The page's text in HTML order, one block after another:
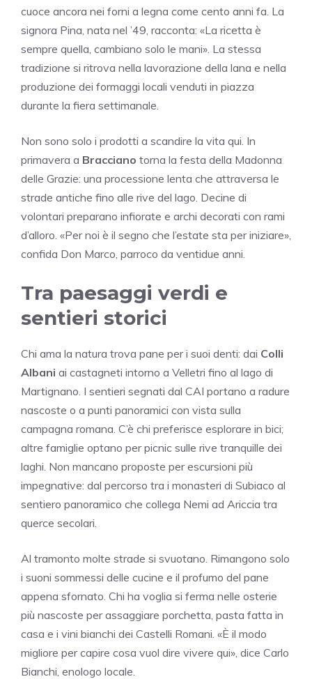
cuoce ancora nei forni a legna come cento anni fa. La
signora Pina, nata nel ’49, racconta: «La ricetta è
sempre quella, cambiano solo le mani». La stessa
tradizione si ritrova nella lavorazione della lana e nella
produzione dei formaggi locali venduti in piazza
durante la fiera settimanale.
Non sono solo i prodotti a scandire la vita qui. In
primavera a Bracciano torna la festa della Madonna
delle Grazie: una processione lenta che attraversa le
strade antiche fino alle rive del lago. Decine di
volontari preparano infiorate e archi decorati con rami
d’alloro. «Per noi è il segno che l’estate sta per iniziare»,
confida Don Marco, parroco da ventidue anni.
Tra paesaggi verdi e
sentieri storici
Chi ama la natura trova pane per i suoi denti: dai Colli
Albani ai castagneti intorno a Velletri fino al lago di
Martignano. I sentieri segnati dal CAI portano a radure
nascoste o a punti panoramici con vista sulla
campagna romana. C’è chi preferisce esplorare in bici;
altre famiglie optano per picnic sulle rive tranquille dei
laghi. Non mancano proposte per escursioni più
impegnative: dal percorso tra i monasteri di Subiaco al
sentiero panoramico che collega Nemi ad Ariccia tra
querce secolari.
Al tramonto molte strade si svuotano. Rimangono solo
i suoni sommessi delle cucine e il profumo del pane
appena sfornato. Chi ha voglia si ferma nelle osterie
più nascoste per assaggiare porchetta, pasta fatta in
casa e i vini bianchi dei Castelli Romani. «È il modo
migliore per capire cosa vuol dire vivere qui», dice Carlo
Bianchi, enologo locale.